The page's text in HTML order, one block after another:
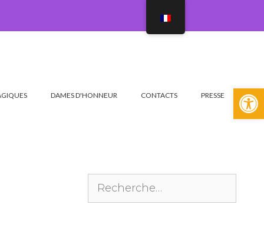
Ouvrir
DAMES D'HONNEUR CONTACTS PRESSE
Rechercher :